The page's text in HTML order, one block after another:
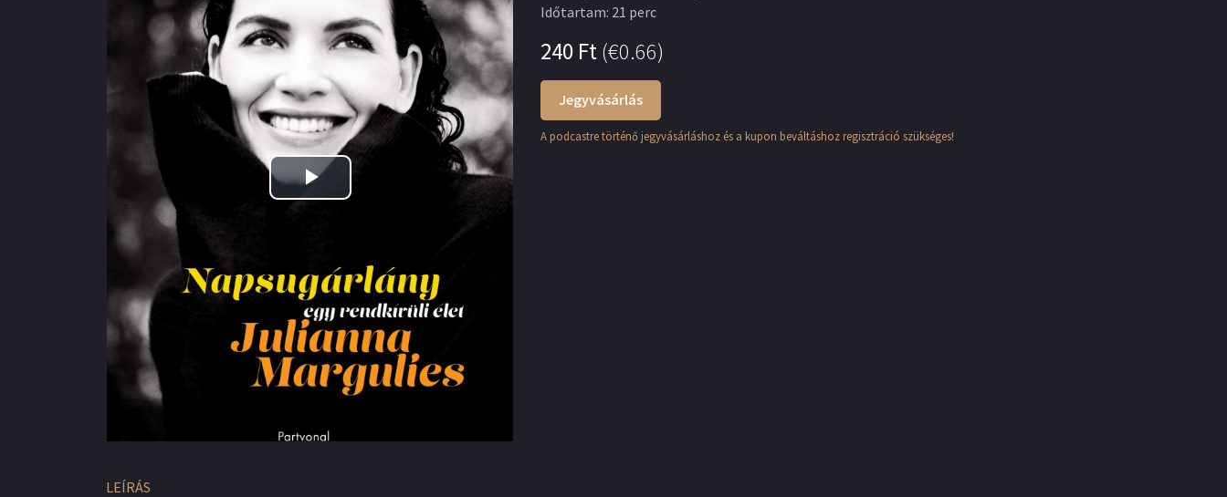
Play
Időtartam: 21 perc
240 Ft(€0.66)
Jegyvásárlás
A podcastre történő jegyvásárláshoz és a kupon beváltáshoz regisztráció szükséges!
LEÍRÁS